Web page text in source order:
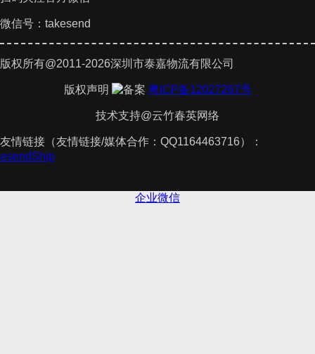
微信号：takesend
版权所有@2011-2026深圳市泰嘉物流有限公司
版权声明 粤ICP备12027267号
技术支持@云竹春英网络
友情链接（友情链接/媒体合作：QQ1164463716）：
企业微信